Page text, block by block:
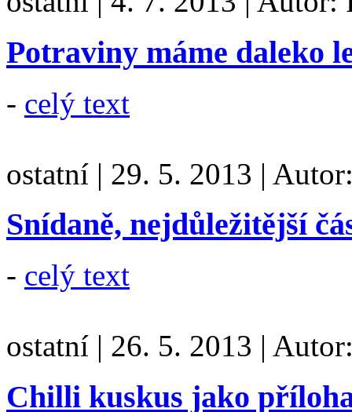
Potraviny máme daleko
- celý text
ostatní | 29. 5. 2013 |
Snídaně, nejdůležitější
- celý text
ostatní | 26. 5. 2013 |
Chilli kuskus jako